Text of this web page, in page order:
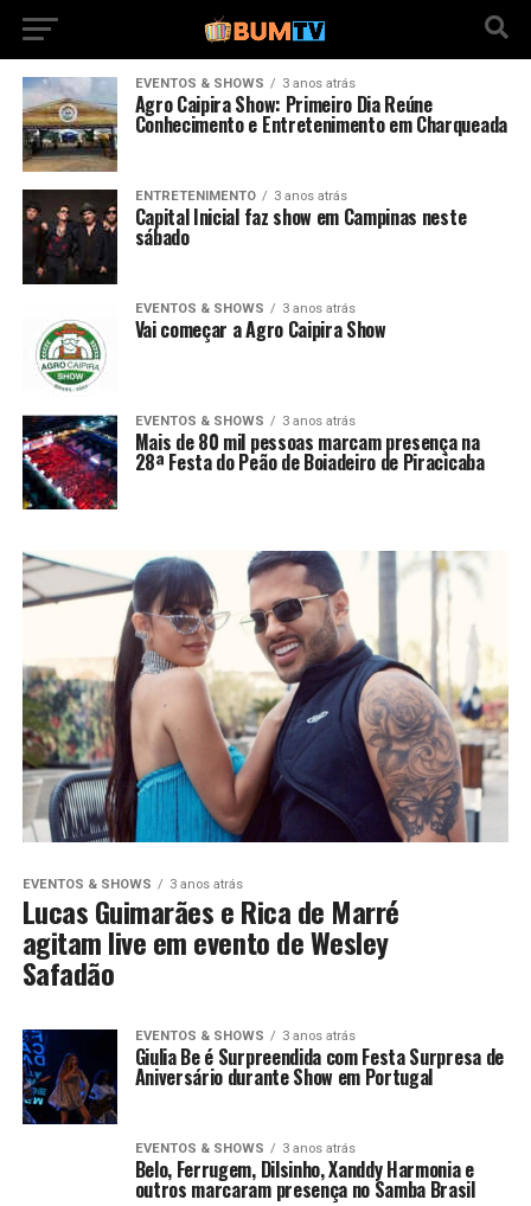
EVENTOS & SHOWS 3 anos atrás
Agro Caipira Show: Primeiro Dia Reúne
Conhecimento e Entretenimento em Charqueada
ENTRETENIMENTO 3 anos atrás
Capital Inicial faz show em Campinas neste
sábado
EVENTOS & SHOWS 3 anos atrás
Vai começar a Agro Caipira Show
EVENTOS & SHOWS 3 anos atrás
Mais de 80 mil pessoas marcam presença na
28ª Festa do Peão de Boiadeiro de Piracicaba
EVENTOS & SHOWS 3 anos atrás
Lucas Guimarães e Rica de Marré
agitam live em evento de Wesley
Safadão
EVENTOS & SHOWS 3 anos atrás
Giulia Be é Surpreendida com Festa Surpresa de
Aniversário durante Show em Portugal
EVENTOS & SHOWS 3 anos atrás
Belo, Ferrugem, Dilsinho, Xanddy Harmonia e
outros marcaram presença no Samba Brasil